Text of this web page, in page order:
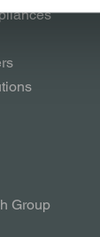
Group